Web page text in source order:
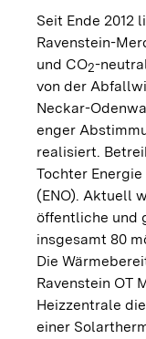
Seit Ende 2012
Ravenstein-
und CO2-
von der
Neckar-
enger
realisiert.
Tochter
(ENO). Aktuell
öffentliche und
insgesamt 80
Die
Ravenstein OT
Heizzentrale
einer